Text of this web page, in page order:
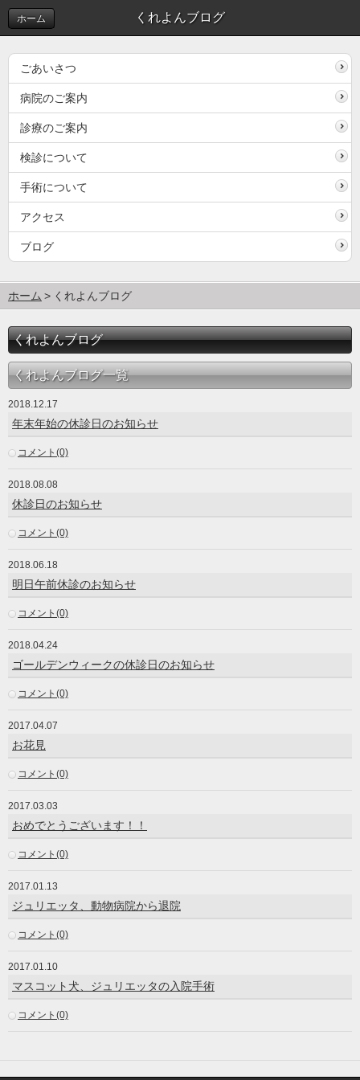
くれよんブログ
ホーム
ごあいさつ
病院のご案内
診療のご案内
検診について
手術について
アクセス
ブログ
ホーム くれよんブログ
くれよんブログ
くれよんブログ一覧
2018.12.17
年末年始の休診日のお知らせ
コメント(0)
2018.08.08
休診日のお知らせ
コメント(0)
2018.06.18
明日午前休診のお知らせ
コメント(0)
2018.04.24
ゴールデンウィークの休診日のお知らせ
コメント(0)
2017.04.07
お花見
コメント(0)
2017.03.03
おめでとうございます！！
コメント(0)
2017.01.13
ジュリエッタ、動物病院から退院
コメント(0)
2017.01.10
マスコット犬、ジュリエッタの入院手術
コメント(0)